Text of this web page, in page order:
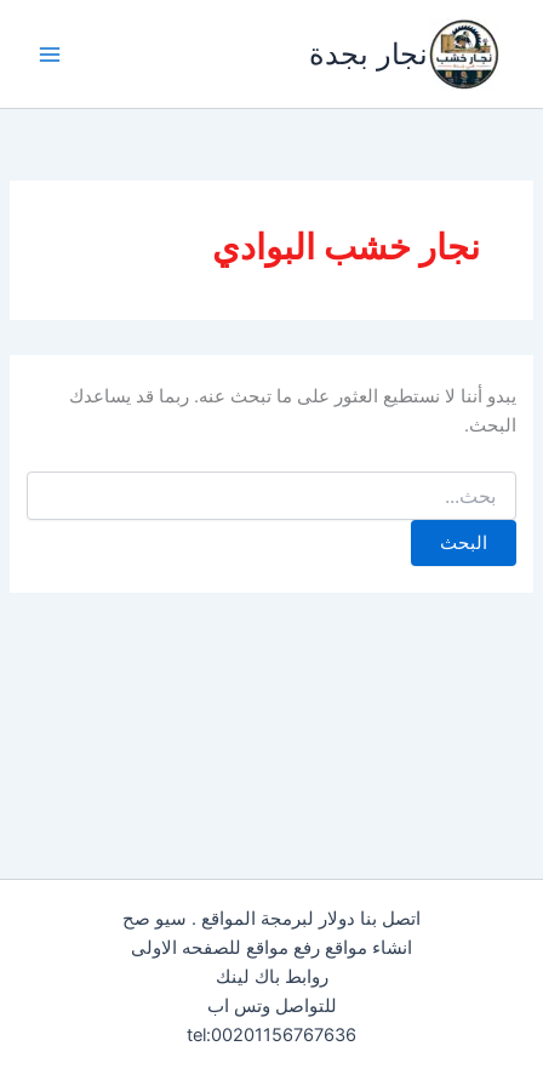
المحتوى
نجار بجدة
نجار خشب البوادي
يبدو أننا لا نستطيع العثور على ما تبحث عنه. ربما قد يساعدك
البحث.
عن:
اتصل بنا دولار لبرمجة المواقع . سيو صح
انشاء مواقع رفع مواقع للصفحه الاولى
روابط باك لينك
للتواصل وتس اب
tel:00201156767636